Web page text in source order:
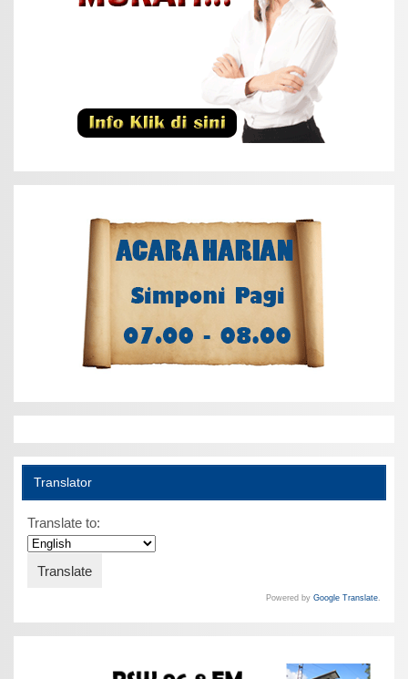
Translator
Translate to:
Powered by Google Translate.